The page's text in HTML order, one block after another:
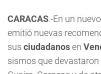
CARACAS.-En un nuevo
emitió nuevas
sus ciudadanosen
sismos que